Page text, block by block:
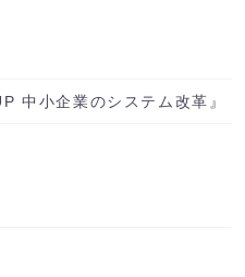
中小企業のシステム改革』